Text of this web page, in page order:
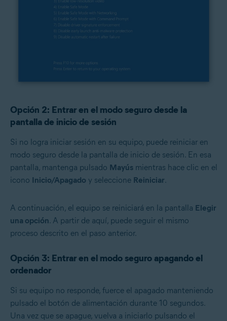
Opción 2: Entrar en el modo seguro desde la
pantalla de inicio de sesión
Si no logra iniciar sesión en su equipo, puede reiniciar en
modo seguro desde la pantalla de inicio de sesión. En esa
pantalla, mantenga pulsado Mayús mientras hace clic en el
icono Inicio/Apagado y seleccione Reiniciar.
A continuación, el equipo se reiniciará en la pantalla Elegir
una opción. A partir de aquí, puede seguir el mismo
proceso descrito en el paso anterior.
Opción 3: Entrar en el modo seguro apagando el
ordenador
Si su equipo no responde, fuerce el apagado manteniendo
pulsado el botón de alimentación durante 10 segundos.
Una vez que se apague, vuelva a iniciarlo pulsando el